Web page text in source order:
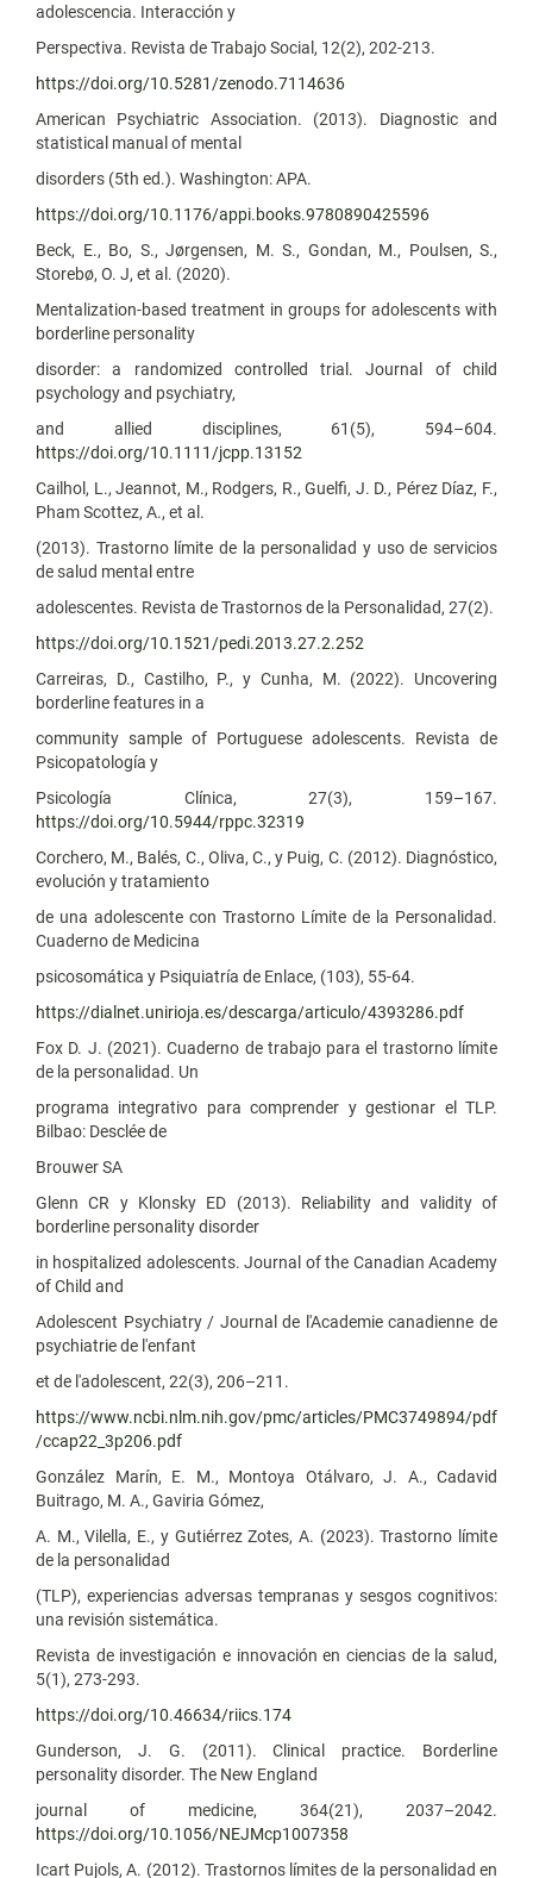
adolescencia. Interacción y
Perspectiva. Revista de Trabajo Social, 12(2), 202-213.
https://doi.org/10.5281/zenodo.7114636
American Psychiatric Association. (2013). Diagnostic and
statistical manual of mental
disorders (5th ed.). Washington: APA.
https://doi.org/10.1176/appi.books.9780890425596
Beck, E., Bo, S., Jørgensen, M. S., Gondan, M., Poulsen, S.,
Storebø, O. J, et al. (2020).
Mentalization-based treatment in groups for adolescents with
borderline personality
disorder: a randomized controlled trial. Journal of child
psychology and psychiatry,
and allied disciplines, 61(5), 594–604.
https://doi.org/10.1111/jcpp.13152
Cailhol, L., Jeannot, M., Rodgers, R., Guelfi, J. D., Pérez Díaz, F.,
Pham Scottez, A., et al.
(2013). Trastorno límite de la personalidad y uso de servicios
de salud mental entre
adolescentes. Revista de Trastornos de la Personalidad, 27(2).
https://doi.org/10.1521/pedi.2013.27.2.252
Carreiras, D., Castilho, P., y Cunha, M. (2022). Uncovering
borderline features in a
community sample of Portuguese adolescents. Revista de
Psicopatología y
Psicología Clínica, 27(3), 159–167.
https://doi.org/10.5944/rppc.32319
Corchero, M., Balés, C., Oliva, C., y Puig, C. (2012). Diagnóstico,
evolución y tratamiento
de una adolescente con Trastorno Límite de la Personalidad.
Cuaderno de Medicina
psicosomática y Psiquiatría de Enlace, (103), 55-64.
https://dialnet.unirioja.es/descarga/articulo/4393286.pdf
Fox D. J. (2021). Cuaderno de trabajo para el trastorno límite
de la personalidad. Un
programa integrativo para comprender y gestionar el TLP.
Bilbao: Desclée de
Brouwer SA
Glenn CR y Klonsky ED (2013). Reliability and validity of
borderline personality disorder
in hospitalized adolescents. Journal of the Canadian Academy
of Child and
Adolescent Psychiatry / Journal de l'Academie canadienne de
psychiatrie de l'enfant
et de l'adolescent, 22(3), 206–211.
https://www.ncbi.nlm.nih.gov/pmc/articles/PMC3749894/pdf
/ccap22_3p206.pdf
González Marín, E. M., Montoya Otálvaro, J. A., Cadavid
Buitrago, M. A., Gaviria Gómez,
A. M., Vilella, E., y Gutiérrez Zotes, A. (2023). Trastorno límite
de la personalidad
(TLP), experiencias adversas tempranas y sesgos cognitivos:
una revisión sistemática.
Revista de investigación e innovación en ciencias de la salud,
5(1), 273-293.
https://doi.org/10.46634/riics.174
Gunderson, J. G. (2011). Clinical practice. Borderline
personality disorder. The New England
journal of medicine, 364(21), 2037–2042.
https://doi.org/10.1056/NEJMcp1007358
Icart Pujols, A. (2012). Trastornos límites de la personalidad en